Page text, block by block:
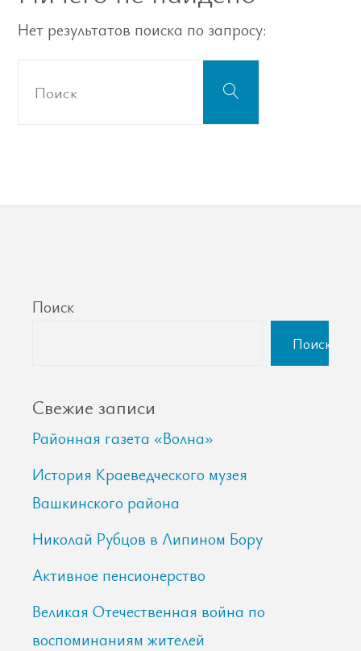
Нет результатов поиска по запросу:
Поиск
Поиск
Поиск
Свежие записи
Районная газета «Волна»
История Краеведческого музея
Вашкинского района
Николай Рубцов в Липином Бору
Активное пенсионерство
Великая Отечественная война по
воспоминаниям жителей